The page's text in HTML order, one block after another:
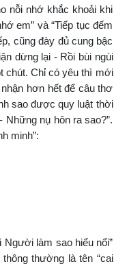
nỗi nhớ khắc khoải khi
em” và “Tiếp tục đếm
cũng đày đủ cung bậc
dừng lại - Rồi bùi ngùi
chút. Chỉ có yêu thì mới
hơn hết để câu thơ
sao được quy luật thời
nụ hôn ra sao?”.
minh”:
làm sao hiểu nổi”
thường là tên “cai